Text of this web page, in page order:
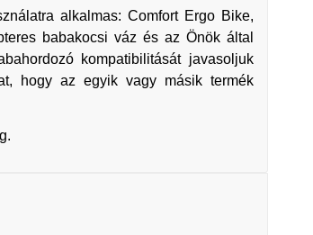
alkalmas: Comfort Ergo Bike,
babakocsi váz és az Önök által
kompatibilitását javasoljuk
hogy az egyik vagy másik termék